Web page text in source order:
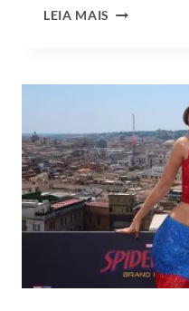
LEIA MAIS ROSÉ
ESTRELA
CAMPANHA
DA
LEVI’S
AO
LADO
DE
JOGADOR
DA
NBA